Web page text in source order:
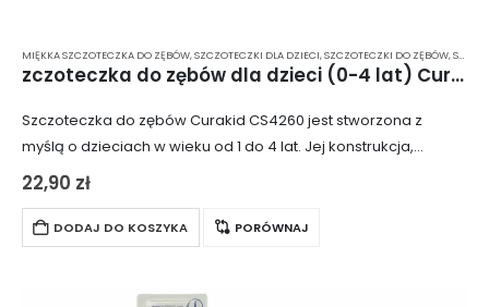
MIĘKKA SZCZOTECZKA DO ZĘBÓW,SZCZOTECZKI DLA DZIECI,SZCZOTECZKI DO ZĘBÓW,SZCZOTECZKI KLASYCZNE
zczoteczka do zębów dla dzieci (0-4 lat) Curaprox Baby CS 4260
Szczoteczka do zębów Curakid CS4260 jest stworzona z
myślą o dzieciach w wieku od 1 do 4 lat. Jej konstrukcja,
zarówno rączki, jak i główki, została starannie dopasowana do
22,90 zł
DODAJ DO KOSZYKA PORÓWNAJ